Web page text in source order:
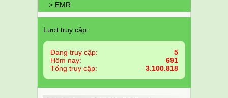
> EMR
Lượt truy cập:
Đang truy cập:
5
Hôm nay:
691
Tổng truy cập:
3.100.818